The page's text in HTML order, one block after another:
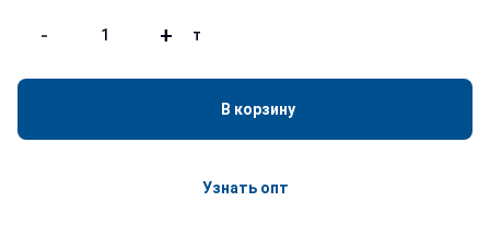
- + т
В корзину
Узнать опт